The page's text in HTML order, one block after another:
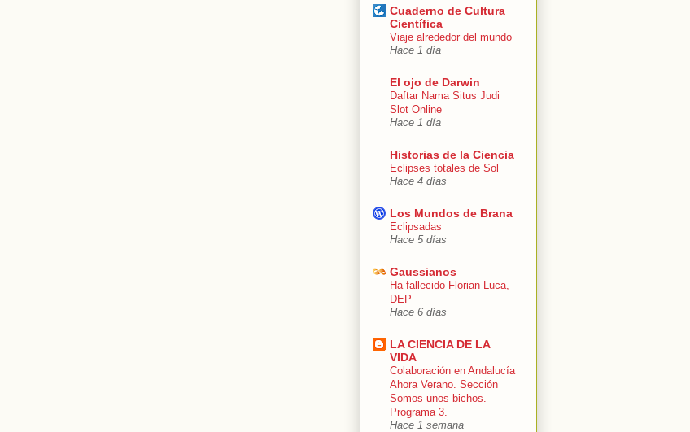
Cuaderno de Cultura
Científica
Viaje alrededor del mundo
Hace 1 día
El ojo de Darwin
Daftar Nama Situs Judi
Slot Online
Hace 1 día
Historias de la Ciencia
Eclipses totales de Sol
Hace 4 días
Los Mundos de Brana
Eclipsadas
Hace 5 días
Gaussianos
Ha fallecido Florian Luca,
DEP
Hace 6 días
LA CIENCIA DE LA
VIDA
Colaboración en Andalucía
Ahora Verano. Sección
Somos unos bichos.
Programa 3.
Hace 1 semana